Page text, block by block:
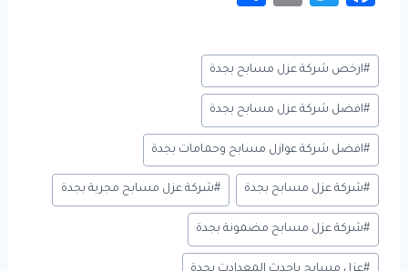
e
b
o
ok
tt
er
ail
ar
e
وسوم
المقال:
#ارخص شركة عزل مسابح بجدة
#افضل شركة عزل مسابح بجدة
#افضل شركة عوازل مسابح وحمامات بجدة
#شركة عزل مسابح بجدة #شركة عزل مسابح مجربة بجدة
#شركة عزل مسابح مضمونة بجدة